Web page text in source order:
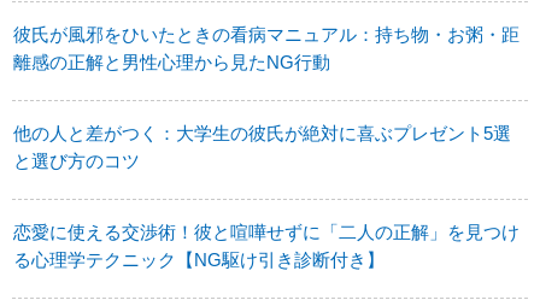
彼氏が風邪をひいたときの看病マニュアル：持ち物・お粥・距
離感の正解と男性心理から見たNG行動
他の人と差がつく：大学生の彼氏が絶対に喜ぶプレゼント5選
と選び方のコツ
恋愛に使える交渉術！彼と喧嘩せずに「二人の正解」を見つけ
る心理学テクニック【NG駆け引き診断付き】